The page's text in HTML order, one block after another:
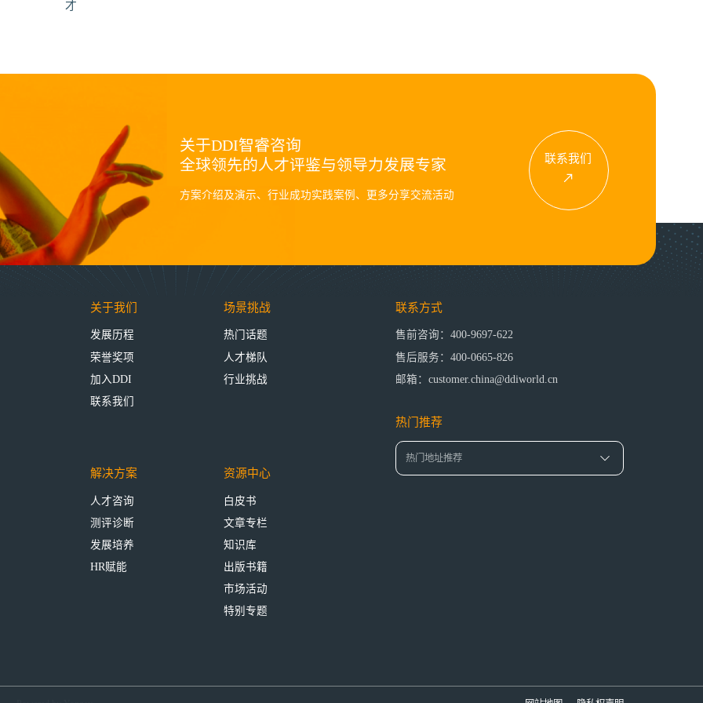
才
关于DDI智睿咨询
全球领先的人才评鉴与领导力发展专家
方案介绍及演示、行业成功实践案例、更多分享交流活动
联系我们
关于我们
发展历程
荣誉奖项
加入DDI
联系我们
场景挑战
热门话题
人才梯队
行业挑战
解决方案
人才咨询
测评诊断
发展培养
HR赋能
资源中心
白皮书
文章专栏
知识库
出版书籍
市场活动
特别专题
联系方式
售前咨询：400-9697-622
售后服务：400-0665-826
邮箱：customer.china@ddiworld.cn
热门推荐